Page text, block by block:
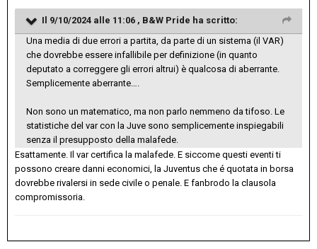
Il 9/10/2024 alle 11:06 , B&W Pride ha scritto:
Una media di due errori a partita, da parte di un sistema (il VAR)
che dovrebbe essere infallibile per definizione (in quanto
deputato a correggere gli errori altrui) è qualcosa di aberrante.
Semplicemente aberrante….
Non sono un matematico, ma non parlo nemmeno da tifoso. Le
statistiche del var con la Juve sono semplicemente inspiegabili
senza il presupposto della malafede.
Esattamente. Il var certifica la malafede. E siccome questi eventi ti
possono creare danni economici, la Juventus che é quotata in borsa
dovrebbe rivalersi in sede civile o penale. E fanbrodo la clausola
compromissoria.